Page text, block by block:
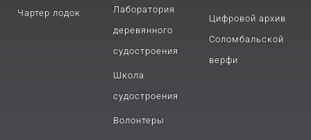
Чартер лодок
Лаборатория
деревянного
судостроения
Школа
судостроения
Волонтеры
Цифровой архив
Соломбальской
верфи